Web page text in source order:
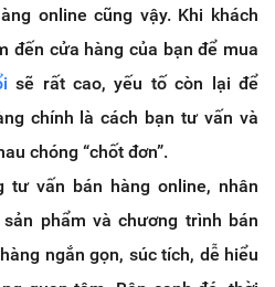
online cũng vậy. Khi khách
đến cửa hàng của bạn để mua
sẽ rất cao, yếu tố còn lại để
chính là cách bạn tư vấn và
chóng “chốt đơn”.
vấn bán hàng online, nhân
phẩm và chương trình bán
ngắn gọn, súc tích, dễ hiểu